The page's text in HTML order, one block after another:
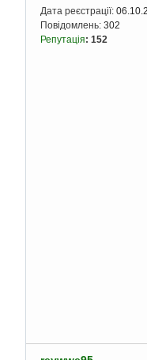
Дата реєстрації:
Повідомлень: 302
Репутація: 152